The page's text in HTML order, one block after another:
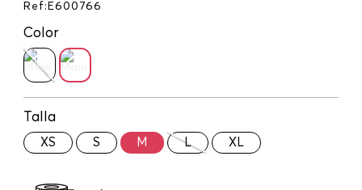
Ref : E600766
Color
Talla
XS S M L XL